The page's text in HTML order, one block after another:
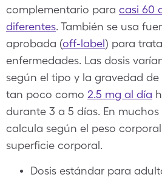
complementario para casi 60
diferentes. También se usa
aprobada (off-label) para
enfermedades. Las dosis
según el tipo y la gravedad
tan poco como 2.5 mg al día
durante 3 a 5 días. En muchos
calcula según el peso
superficie corporal.
Dosis estándar para